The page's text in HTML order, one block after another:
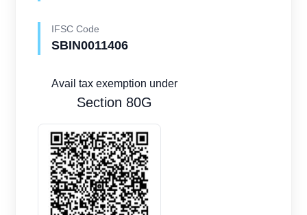
IFSC Code
SBIN0011406
Avail tax exemption under
Section 80G